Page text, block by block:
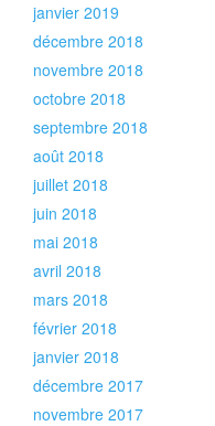
janvier 2019
décembre 2018
novembre 2018
octobre 2018
septembre 2018
août 2018
juillet 2018
juin 2018
mai 2018
avril 2018
mars 2018
février 2018
janvier 2018
décembre 2017
novembre 2017